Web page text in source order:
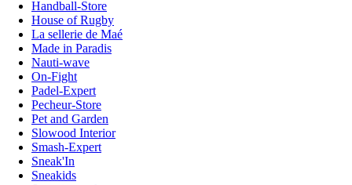
Handball-Store
House of Rugby
La sellerie de Maé
Made in Paradis
Nauti-wave
On-Fight
Padel-Expert
Pecheur-Store
Pet and Garden
Slowood Interior
Smash-Expert
Sneak'In
Sneakids